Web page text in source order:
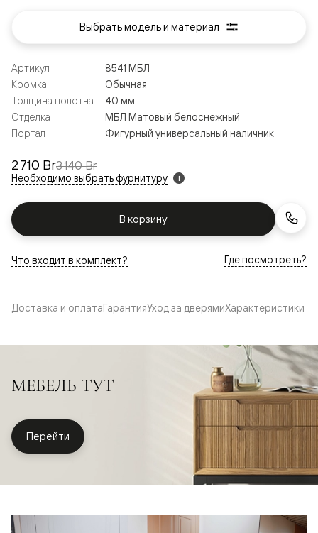
2 710 Br3 140 Br
Необходимо выбрать фурнитуру i
В корзину
Артикул
8541 МБЛ
Кромка
Обычная
Толщина полотна
40 мм
Отделка
МБЛ Матовый белоснежный
Портал
Фигурный универсальный наличник
Что входит в комплект? Где посмотреть?
Выбрать модель и материал
Доставка и оплатаГарантияУход за дверямиХарактеристики
МЕБЕЛЬ ТУТ
Перейти